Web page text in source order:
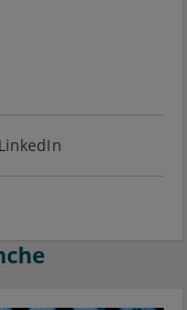
LinkedIn